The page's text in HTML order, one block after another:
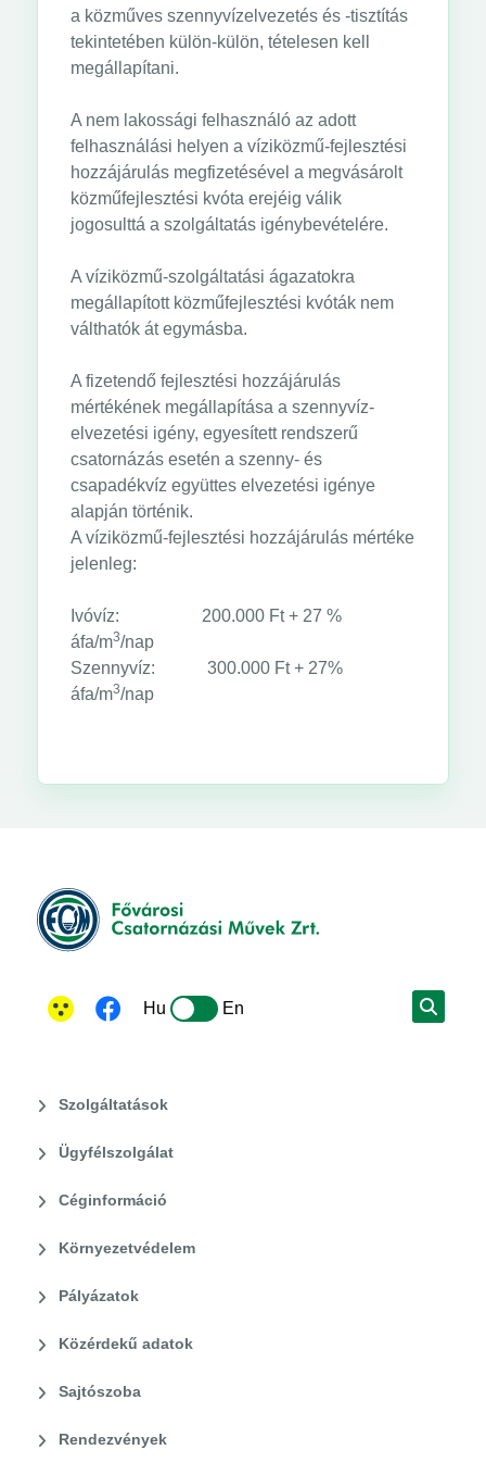
a közműves szennyvízelvezetés és -tisztítás
tekintetében külön-külön, tételesen kell
megállapítani.
A nem lakossági felhasználó az adott
felhasználási helyen a víziközmű-fejlesztési
hozzájárulás megfizetésével a megvásárolt
közműfejlesztési kvóta erejéig válik
jogosulttá a szolgáltatás igénybevételére.
A víziközmű-szolgáltatási ágazatokra
megállapított közműfejlesztési kvóták nem
válthatók át egymásba.
A fizetendő fejlesztési hozzájárulás
mértékének megállapítása a szennyvíz-
elvezetési igény, egyesített rendszerű
csatornázás esetén a szenny- és
csapadékvíz együttes elvezetési igénye
alapján történik.
A víziközmű-fejlesztési hozzájárulás mértéke
jelenleg:
Ivóvíz: 200.000 Ft + 27 %
áfa/m3/nap
Szennyvíz: 300.000 Ft + 27%
áfa/m3/nap
Hu En
Szolgáltatások
Ügyfélszolgálat
Céginformáció
Környezetvédelem
Pályázatok
Közérdekű adatok
Sajtószoba
Rendezvények